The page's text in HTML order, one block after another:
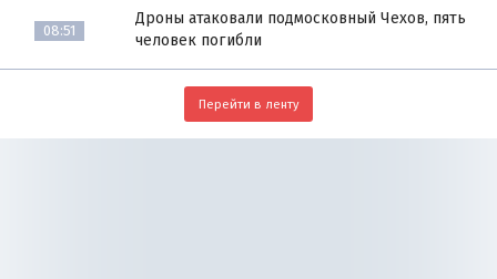
08:51
Дроны атаковали подмосковный Чехов, пять
человек погибли
Перейти в ленту